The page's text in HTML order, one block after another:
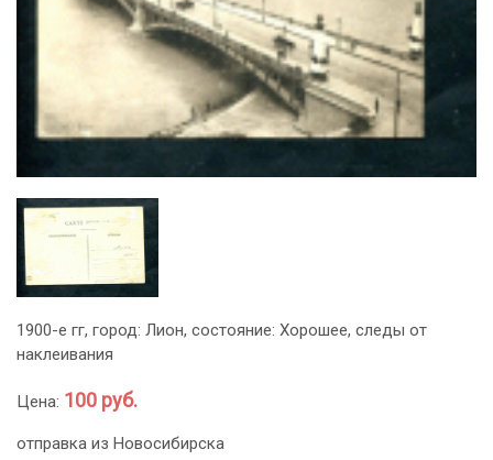
1900-е гг, город: Лион, состояние: Хорошее, следы от
наклеивания
Цена: 100 руб.
отправка из Новосибирска